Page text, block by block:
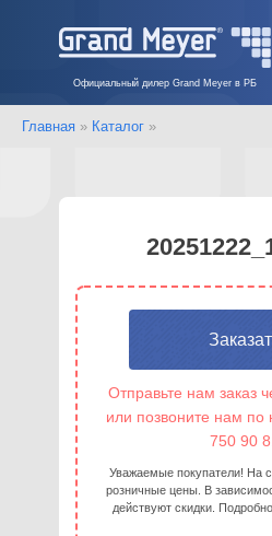
Официальный дилер Grand Meyer в РБ
Главная » Каталог »
Отправьте нам заказ
или позвоните нам по
750 90
Уважаемые покупатели! На
розничные цены. В
действуют скидки.